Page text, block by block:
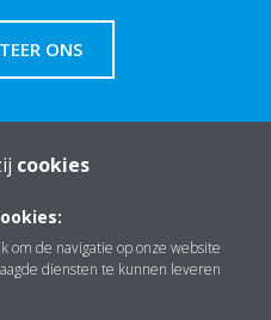
ONS
cookies
om de navigatie op onze website
diensten te kunnen leveren